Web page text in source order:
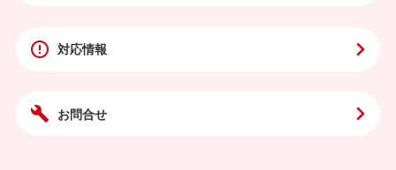
対応情報
お問合せ